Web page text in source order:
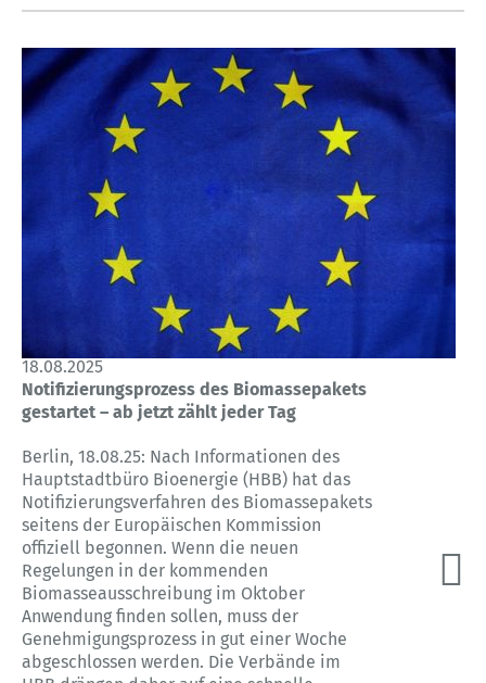
18.08.2025
Notifizierungsprozess des Biomassepakets
gestartet – ab jetzt zählt jeder Tag
Berlin, 18.08.25: Nach Informationen des
Hauptstadtbüro Bioenergie (HBB) hat das
Notifizierungsverfahren des Biomassepakets
seitens der Europäischen Kommission
offiziell begonnen. Wenn die neuen
Regelungen in der kommenden
Biomasseausschreibung im Oktober
Anwendung finden sollen, muss der
Genehmigungsprozess in gut einer Woche
abgeschlossen werden. Die Verbände im